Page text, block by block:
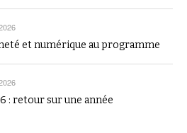
et numérique au programme
: retour sur une année